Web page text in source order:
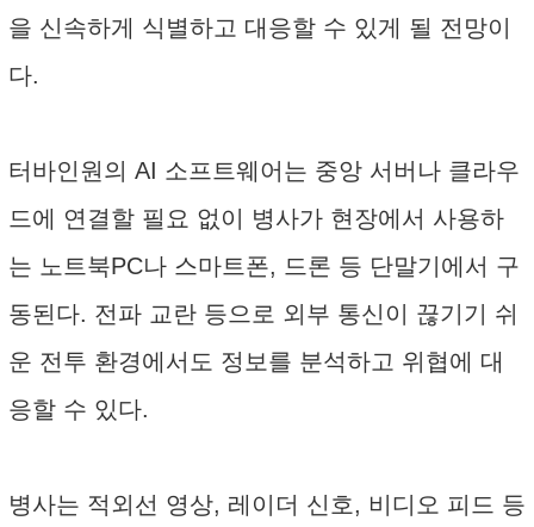
을 신속하게 식별하고 대응할 수 있게 될 전망이
다.
터바인원의 AI 소프트웨어는 중앙 서버나 클라우
드에 연결할 필요 없이 병사가 현장에서 사용하
는 노트북PC나 스마트폰, 드론 등 단말기에서 구
동된다. 전파 교란 등으로 외부 통신이 끊기기 쉬
운 전투 환경에서도 정보를 분석하고 위협에 대
응할 수 있다.
병사는 적외선 영상, 레이더 신호, 비디오 피드 등